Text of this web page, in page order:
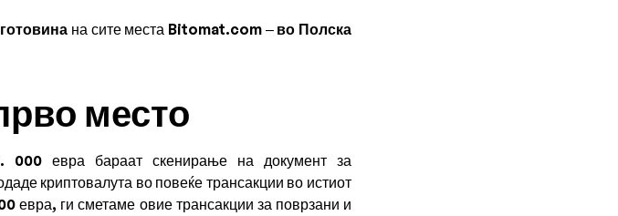
на сите места Bitomat.com – во Полска
место
000 евра бараат скенирање на документ за
криптовалута во повеќе трансакции во истиот
евра, ги сметаме овие трансакции за поврзани и